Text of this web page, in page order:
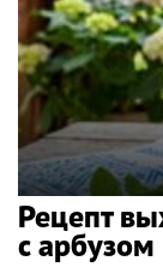
Рецепт
с